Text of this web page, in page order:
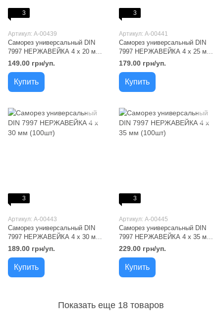
3
Артикул: A-00439
Саморез универсальный DIN
7997 НЕРЖАВЕЙКА 4 х 20 мм
(100шт)
149.00 грн/уп.
Купить
3
Артикул: A-00441
Саморез универсальный DIN
7997 НЕРЖАВЕЙКА 4 х 25 мм
(100шт)
179.00 грн/уп.
Купить
3
Артикул: A-00443
Саморез универсальный DIN
7997 НЕРЖАВЕЙКА 4 х 30 мм
(100шт)
189.00 грн/уп.
Купить
3
Артикул: A-00445
Саморез универсальный DIN
7997 НЕРЖАВЕЙКА 4 х 35 мм
(100шт)
229.00 грн/уп.
Купить
Показать еще 18 товаров